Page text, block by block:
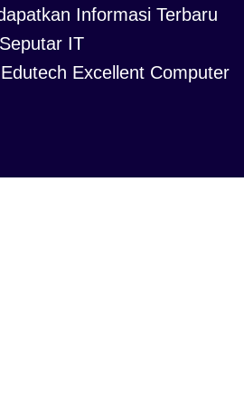
Informasi Terbaru
Seputar IT
Excellent Computer